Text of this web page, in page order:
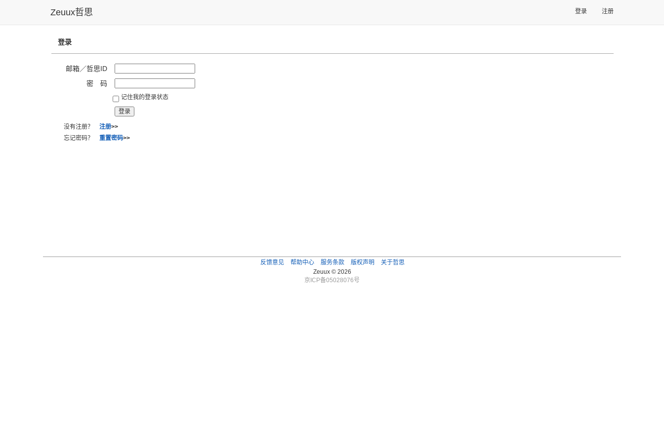
Zeuux哲思 登录 注册
登录
邮箱／哲思ID
密 码
记住我的登录状态
没有注册？ 注册>>
忘记密码？ 重置密码>>
反馈意见 帮助中心 服务条款 版权声明
关于哲思
Zeuux © 2026
京ICP备05028076号